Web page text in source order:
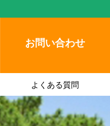
お問い合わせ
よくある質問